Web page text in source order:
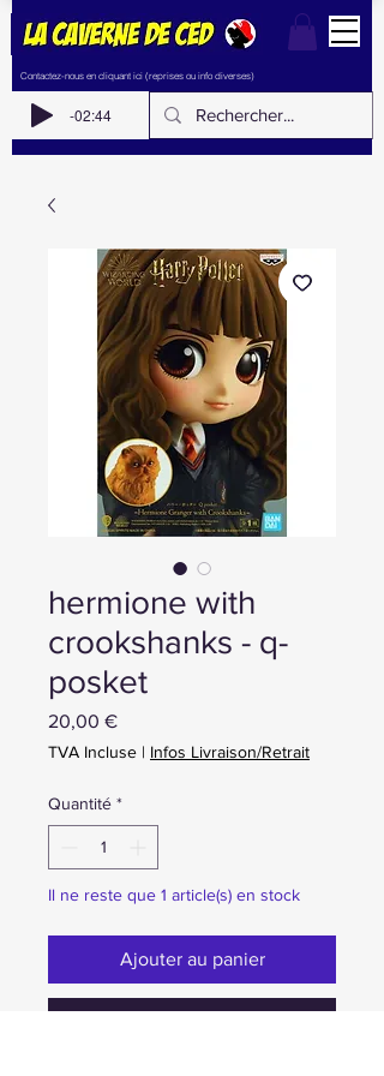
Contactez-nous en cliquant ici (reprises ou info diverses)
-02:44
hermione with
crookshanks - q-
posket
20,00 €Prix
TVA Incluse | Infos Livraison/Retrait
Quantité *
Il ne reste que 1 article(s) en stock
Ajouter au panier